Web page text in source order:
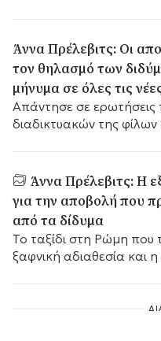
Άννα Πρέλεβιτς: Οι
τον θηλασμό των
μήνυμα σε όλες τις
Απάντησε σε ερωτήσεις
διαδικτυακών της φίλων
Άννα Πρέλεβιτς: Η
για την αποβολή που
από τα δίδυμα
Το ταξίδι στη Ρώμη που
ξαφνική αδιαθεσία και